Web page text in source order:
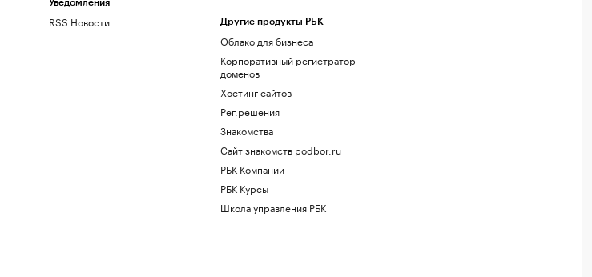
Уведомления
RSS Новости Другие продукты РБК
Облако для бизнеса
Корпоративный регистратор
доменов
Хостинг сайтов
Рег.решения
Знакомства
Сайт знакомств podbor.ru
РБК Компании
РБК Курсы
Школа управления РБК